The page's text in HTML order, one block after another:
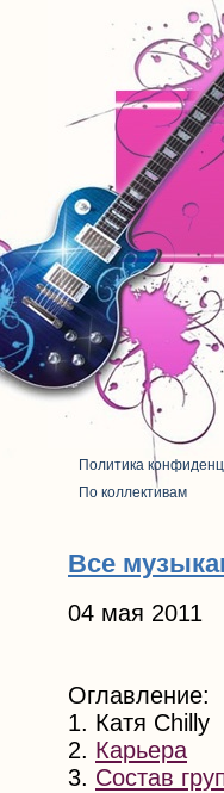
Политика
По коллективам
Все
04 мая 2011
Оглавление:
1. Катя Chilly
2. Карьера
3. Состав